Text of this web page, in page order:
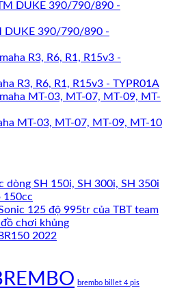
DUKE 390/790/890 -
R3, R6, R1, R15v3 - TYPR01A
MT-03, MT-07, MT-09, MT-10
dòng SH 150i, SH 300i, SH 350i
150cc
125 độ 995tr của TBT team
chơi khủng
2022
brembo billet 4 pis